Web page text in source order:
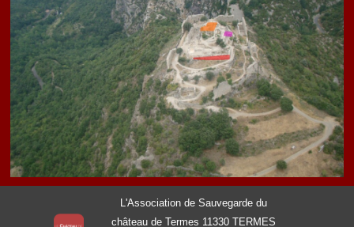
L'Association de Sauvegarde du
château de Termes 11330 TERMES